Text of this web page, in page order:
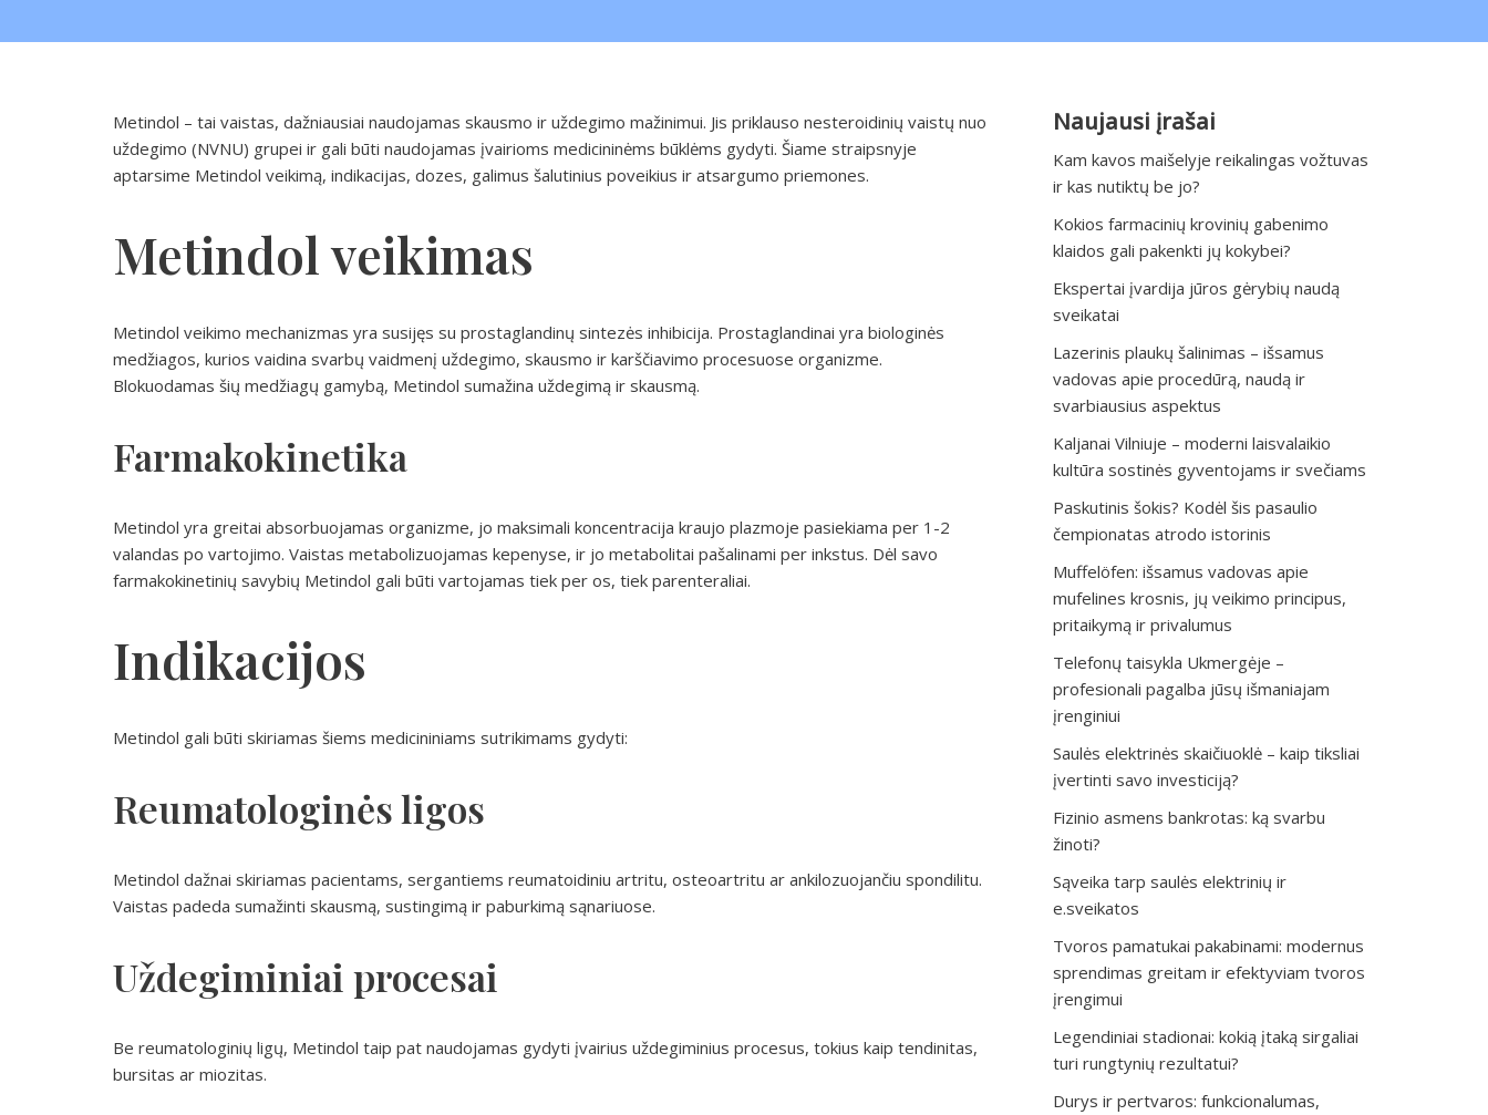
Metindol – tai vaistas, dažniausiai naudojamas skausmo ir uždegimo mažinimui. Jis priklauso nesteroidinių vaistų nuo
uždegimo (NVNU) grupei ir gali būti naudojamas įvairioms medicininėms būklėms gydyti. Šiame straipsnyje
aptarsime Metindol veikimą, indikacijas, dozes, galimus šalutinius poveikius ir atsargumo priemones.
Metindol veikimas
Metindol veikimo mechanizmas yra susijęs su prostaglandinų sintezės inhibicija. Prostaglandinai yra biologinės
medžiagos, kurios vaidina svarbų vaidmenį uždegimo, skausmo ir karščiavimo procesuose organizme.
Blokuodamas šių medžiagų gamybą, Metindol sumažina uždegimą ir skausmą.
Farmakokinetika
Metindol yra greitai absorbuojamas organizme, jo maksimali koncentracija kraujo plazmoje pasiekiama per 1-2
valandas po vartojimo. Vaistas metabolizuojamas kepenyse, ir jo metabolitai pašalinami per inkstus. Dėl savo
farmakokinetinių savybių Metindol gali būti vartojamas tiek per os, tiek parenteraliai.
Indikacijos
Metindol gali būti skiriamas šiems medicininiams sutrikimams gydyti:
Reumatologinės ligos
Metindol dažnai skiriamas pacientams, sergantiems reumatoidiniu artritu, osteoartritu ar ankilozuojančiu spondilitu.
Vaistas padeda sumažinti skausmą, sustingimą ir paburkimą sąnariuose.
Uždegiminiai procesai
Be reumatologinių ligų, Metindol taip pat naudojamas gydyti įvairius uždegiminius procesus, tokius kaip tendinitas,
bursitas ar miozitas.
Naujausi įrašai
Kam kavos maišelyje reikalingas vožtuvas
ir kas nutiktų be jo?
Kokios farmacinių krovinių gabenimo
klaidos gali pakenkti jų kokybei?
Ekspertai įvardija jūros gėrybių naudą
sveikatai
Lazerinis plaukų šalinimas – išsamus
vadovas apie procedūrą, naudą ir
svarbiausius aspektus
Kaljanai Vilniuje – moderni laisvalaikio
kultūra sostinės gyventojams ir svečiams
Paskutinis šokis? Kodėl šis pasaulio
čempionatas atrodo istorinis
Muffelöfen: išsamus vadovas apie
mufelines krosnis, jų veikimo principus,
pritaikymą ir privalumus
Telefonų taisykla Ukmergėje –
profesionali pagalba jūsų išmaniajam
įrenginiui
Saulės elektrinės skaičiuoklė – kaip tiksliai
įvertinti savo investiciją?
Fizinio asmens bankrotas: ką svarbu
žinoti?
Sąveika tarp saulės elektrinių ir
e.sveikatos
Tvoros pamatukai pakabinami: modernus
sprendimas greitam ir efektyviam tvoros
įrengimui
Legendiniai stadionai: kokią įtaką sirgaliai
turi rungtynių rezultatui?
Durys ir pertvaros: funkcionalumas,